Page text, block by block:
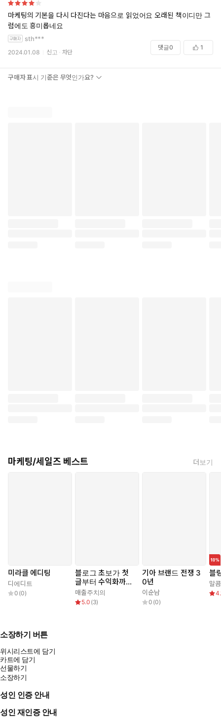
마케팅의 기본을 다시 다진다는 마음으로 읽었어요 오래된 책이디만 그
럼에도 흥미롭네요
sth***
2024.01.08 신고 차단
댓글0 1
구매자 표시 기준은 무엇인가요?
마케팅/세일즈 베스트 더보기
미라클 에디팅
디에디트
0 (0)
블로그 초보가 첫
글부터 수익화까지
가는 법
매출주치의
5.0 (3)
기아 브랜드 전쟁 3
0년
이순남
0 (0)
블
말
소장하기 버튼
위시리스트에 담기
카트에 담기
선물하기
소장하기
성인 인증 안내
성인 재인증 안내